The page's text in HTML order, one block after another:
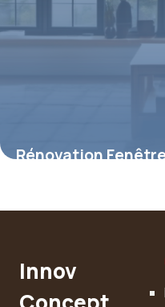
Rénovation
7 mai 2026
Innov